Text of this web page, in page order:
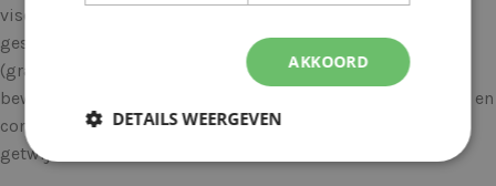
viscosemix met een luxe uitstraling en een subtiel
gespikkeld kleureffect, dat doet denken aan terrazzo
(granito) vloeren. Het gespikkelde effect wordt
bewerkstelligd door de vezelpropjes in het contrasterende en
complementerende kleuren die in deze tweedwol zijn mee
getwijnd.
AKKOORD
DETAILS WEERGEVEN